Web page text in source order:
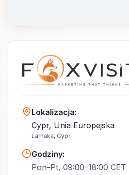
Lokalizacja:
Cypr, Unia Europejska
Larnaka, Cypr
Godziny:
Pon–Pt, 09:00–18:00 CET